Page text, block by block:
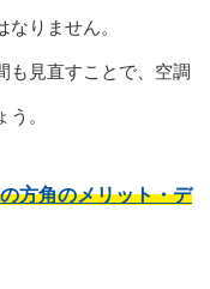
りません。
も見直すことで、空調
。
方角のメリット・デ